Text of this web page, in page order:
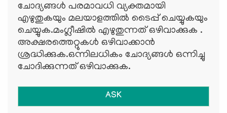
ചോദ്യങ്ങള്‍ പരമാവധി വ്യക്തമായി
എഴുതുകയും മലയാളത്തില്‍ ടൈപ്പ് ചെയ്യുകയും
ചെയ്യുക.മംഗ്ലീഷില്‍ എഴുതുന്നത് ഒഴിവാക്കുക .
അക്ഷരത്തെറ്റുകള്‍ ഒഴിവാക്കാന്‍
ശ്രദ്ധിക്കുക.ഒന്നിലധികം ചോദ്യങ്ങള്‍ ഒന്നിച്ചു
ചോദിക്കുന്നത് ഒഴിവാക്കുക.
ASK